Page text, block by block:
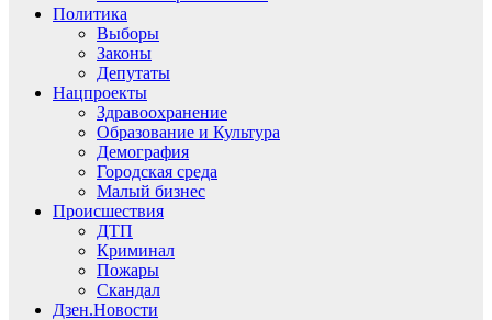
Политика
Выборы
Законы
Депутаты
Нацпроекты
Здравоохранение
Образование и Культура
Демография
Городская среда
Малый бизнес
Происшествия
ДТП
Криминал
Пожары
Скандал
Дзен.Новости